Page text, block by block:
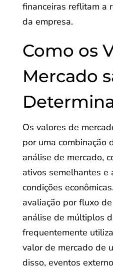
financeiras reflitam a
da empresa.
Como os
Mercado
Os valores de
por uma combinação
análise de mercado,
ativos semelhantes e
condições
avaliação por fluxo
análise de múltiplos
frequentemente
valor de mercado de
disso, eventos